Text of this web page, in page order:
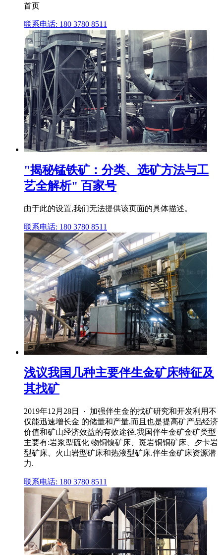
首页
联系电话: 180 3780 8511
"揭秘锰铁矿：分类、选矿方法与工
艺全解析" 百家号
由于此的设置,我们无法提供该页面的具体描述。
联系电话: 180 3780 8511
浅议我国几种主要伴生金矿床特征及
其找矿
2019年12月28日 · 加强伴生金的找矿研究和开发利用不
仅能迅速增长金 的储量和产量,而且也是提高矿产品经济
价值和矿山经济效益的有效途径.我国伴生金矿金矿类型
主要有:岩浆型硫化 物铜镍矿床、斑岩铜铜矿床、夕卡岩
型矿床、火山岩型矿床和热液型矿床.伴生金矿床资源潜
力.
联系电话: 180 3780 8511